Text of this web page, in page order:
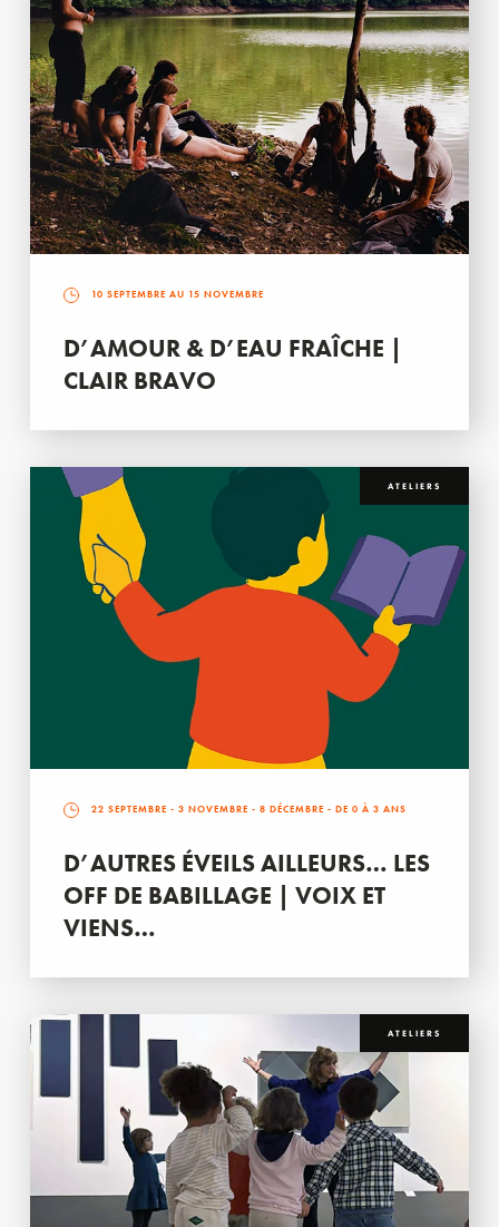
10 SEPTEMBRE AU 15 NOVEMBRE
D’AMOUR & D’EAU FRAÎCHE |
CLAIR BRAVO
ATELIERS
22 SEPTEMBRE - 3 NOVEMBRE - 8 DÉCEMBRE - DE 0 À 3 ANS
D’AUTRES ÉVEILS AILLEURS… LES
OFF DE BABILLAGE | VOIX ET
VIENS…
ATELIERS